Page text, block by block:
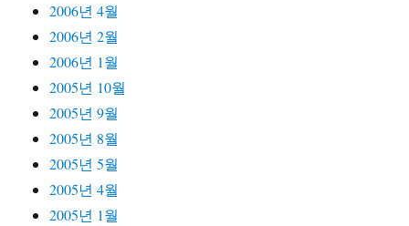
2006년 4월
2006년 2월
2006년 1월
2005년 10월
2005년 9월
2005년 8월
2005년 5월
2005년 4월
2005년 1월